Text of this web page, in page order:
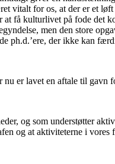
vitalt for os, at der er et
få kulturlivet på fode det
men den store
ph.d.’ere, der ikke kan
er lavet en aftale til gavn
og som understøtter
og at aktiviteterne i